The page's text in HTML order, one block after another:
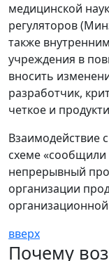
медицинской
регуляторов
также
учреждения в
вносить
разработчик,
четкое и
Взаимодействие
схеме
непрерывный
организации
вверх
Почему